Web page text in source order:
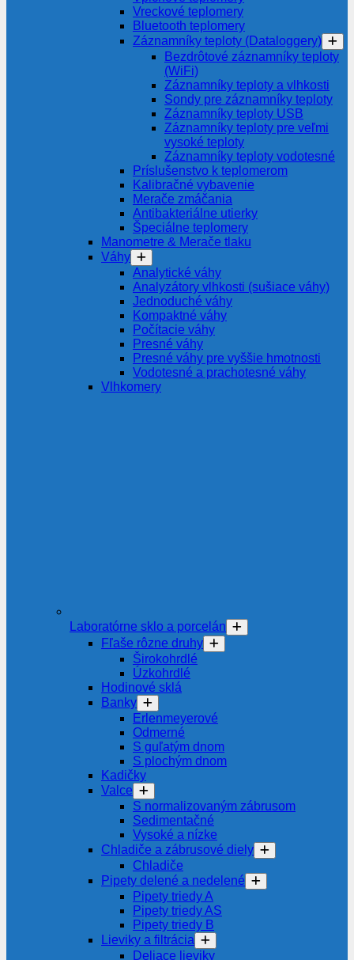
Vreckové teplomery
Bluetooth teplomery
Záznamníky teploty (Dataloggery)
Bezdrôtové záznamníky teploty
(WiFi)
Záznamníky teploty a vlhkosti
Sondy pre záznamníky teploty
Záznamníky teploty USB
Záznamníky teploty pre veľmi
vysoké teploty
Záznamníky teploty vodotesné
Príslušenstvo k teplomerom
Kalibračné vybavenie
Merače zmáčania
Antibakteriálne utierky
Špeciálne teplomery
Manometre & Merače tlaku
Váhy
Analytické váhy
Analyzátory vlhkosti (sušiace váhy)
Jednoduché váhy
Kompaktné váhy
Počítacie váhy
Presné váhy
Presné váhy pre vyššie hmotnosti
Vodotesné a prachotesné váhy
Vlhkomery
Laboratórne sklo a porcelán
Fľaše rôzne druhy
Širokohrdlé
Úzkohrdlé
Hodinové sklá
Banky
Erlenmeyerové
Odmerné
S guľatým dnom
S plochým dnom
Kadičky
Valce
S normalizovaným zábrusom
Sedimentačné
Vysoké a nízke
Chladiče a zábrusové diely
Chladiče
Pipety delené a nedelené
Pipety triedy A
Pipety triedy AS
Pipety triedy B
Lieviky a filtrácia
Deliace lieviky